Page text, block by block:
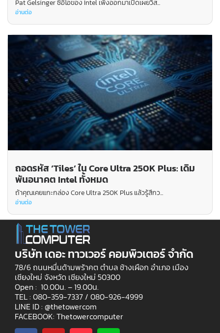
Pat Gelsinger ซีอีโอของ Intel เพิ่งออกมาเปิดเผยวิส...
อ่านต่อ
ถอดรหัส ‘Tiles’ ใน Core Ultra 250K Plus: เดิม
พันอนาคต Intel ทั้งหมด
ถ้าคุณเคยแกะกล่อง Core Ultra 250K Plus แล้วรู้สึกว...
อ่านต่อ
บริษัท เดอะ ทาวเวอร์ คอมพิวเตอร์ จำกัด
78/6 ถนนหมื่นด้ามพร้าคต ตำบล ช้างเผือก อำเภอ เมือง
เชียงใหม่ จังหวัด เชียงใหม่ 50300
Open : 10.00น. – 19.00น.
TEL : 080-359-7337 / 080-926-4999
LINE ID : @thetowercom
FACEBOOK: Thetowercomputer